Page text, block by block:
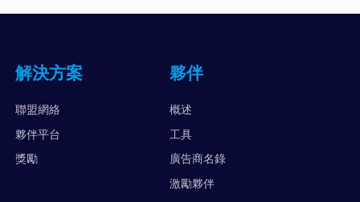
解決方案
聯盟網絡
夥伴平台
獎勵
夥伴
概述
工具
廣告商名錄
激勵夥伴